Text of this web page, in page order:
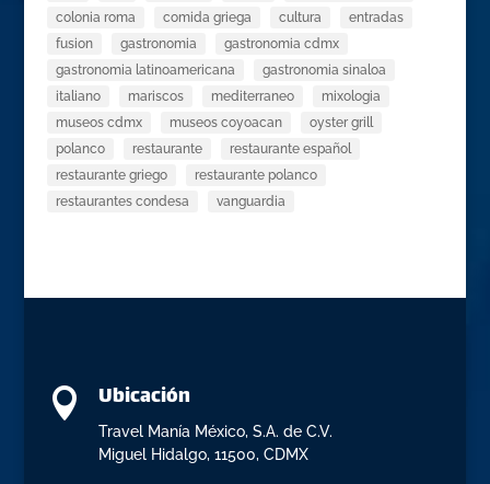
colonia roma
comida griega cultura
entradas
fusion
gastronomia
gastronomia cdmx
gastronomia latinoamericana
gastronomia sinaloa
italiano
mariscos mediterraneo
mixologia
museos cdmx
museos coyoacan
oyster grill
polanco
restaurante
restaurante español
restaurante griego
restaurante polanco
restaurantes condesa
vanguardia
 Ubicación
Travel Manía México, S.A. de C.V.
Miguel Hidalgo, 11500, CDMX